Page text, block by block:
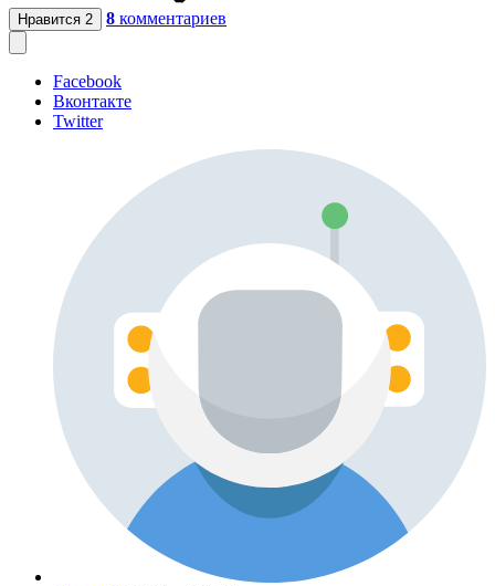
Нравится 2 8 комментариев
Facebook
Вконтакте
Twitter